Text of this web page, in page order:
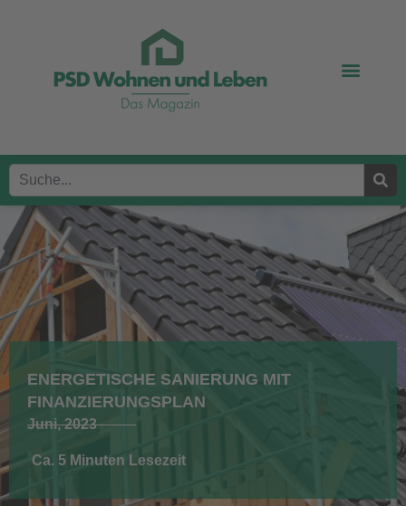
ENERGETISCHE SANIERUNG MIT
FINANZIERUNGSPLAN
Juni, 2023
Ca. 5 Minuten Lesezeit